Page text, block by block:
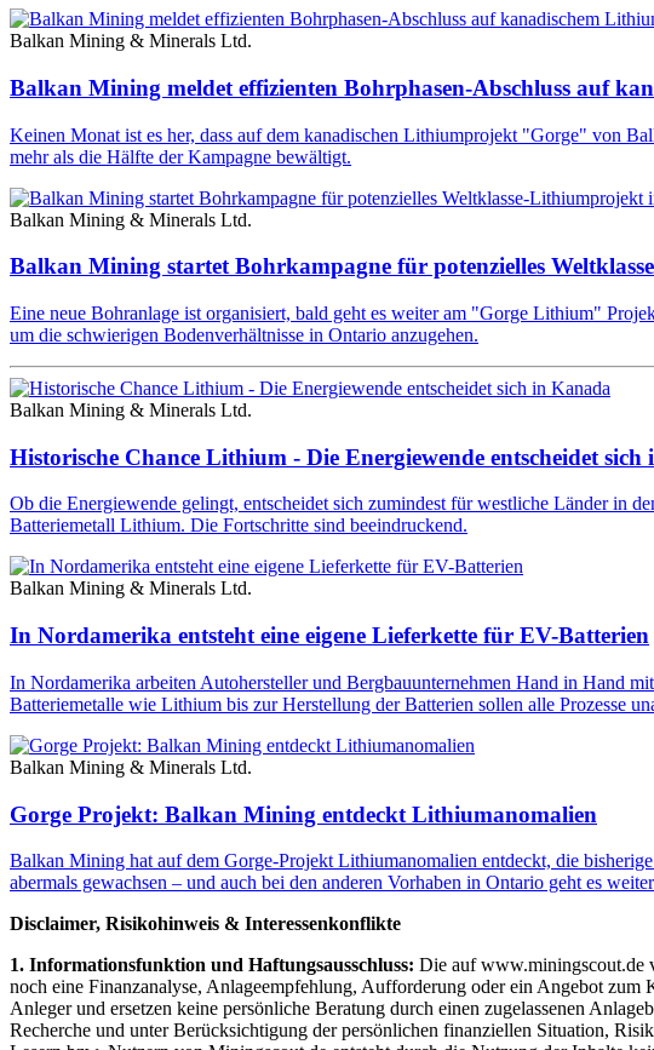
Balkan Mining & Minerals Ltd.
Balkan Mining meldet effizienten Bohrphasen-Abschluss auf
Keinen Monat ist es her, dass auf dem kanadischen Lithiumprojekt "Gorge" von
mehr als die Hälfte der Kampagne bewältigt.
Balkan Mining & Minerals Ltd.
Balkan Mining startet Bohrkampagne für potenzielles
Eine neue Bohranlage ist organisiert, bald geht es weiter am "Gorge Lithium"
um die schwierigen Bodenverhältnisse in Ontario anzugehen.
Balkan Mining & Minerals Ltd.
Historische Chance Lithium - Die Energiewende entscheidet sich
Ob die Energiewende gelingt, entscheidet sich zumindest für westliche Länder in
Batteriemetall Lithium. Die Fortschritte sind beeindruckend.
Balkan Mining & Minerals Ltd.
In Nordamerika entsteht eine eigene Lieferkette für EV-Batterien
In Nordamerika arbeiten Autohersteller und Bergbauunternehmen Hand in Hand
Batteriemetalle wie Lithium bis zur Herstellung der Batterien sollen alle Prozesse
Balkan Mining & Minerals Ltd.
Gorge Projekt: Balkan Mining entdeckt Lithiumanomalien
Balkan Mining hat auf dem Gorge-Projekt Lithiumanomalien entdeckt, die
abermals gewachsen – und auch bei den anderen Vorhaben in Ontario geht es
Disclaimer, Risikohinweis & Interessenkonflikte
1. Informationsfunktion und Haftungsausschluss: Die auf www.miningscout.de
noch eine Finanzanalyse, Anlageempfehlung, Aufforderung oder ein Angebot
Anleger und ersetzen keine persönliche Beratung durch einen zugelassenen
Recherche und unter Berücksichtigung der persönlichen finanziellen Situation,